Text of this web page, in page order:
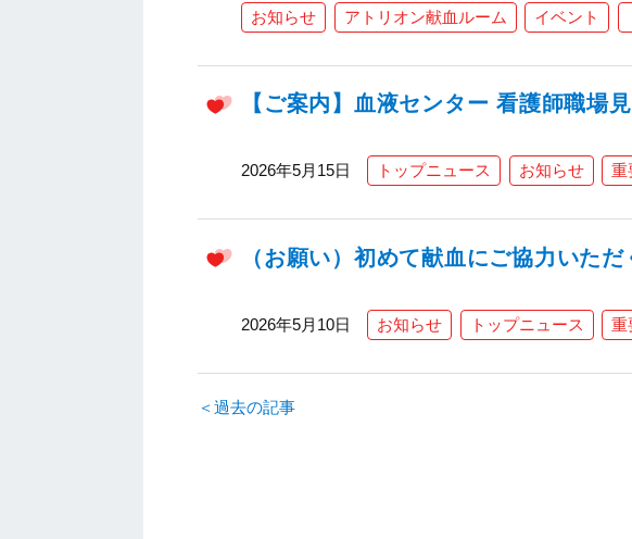
お知らせ
アトリオン献血ルーム イベント
【ご案内】血液センター 看護師職場
2026年5月15日 トップニュース お知らせ 重
（お願い）初めて献血にご協力いた
2026年5月10日 お知らせ トップニュース 重
＜過去の記事